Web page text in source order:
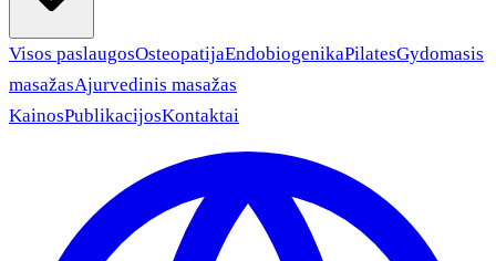
Visos paslaugosOsteopatijaEndobiogenikaPilatesGydomasis
masažasAjurvedinis masažas
KainosPublikacijosKontaktai